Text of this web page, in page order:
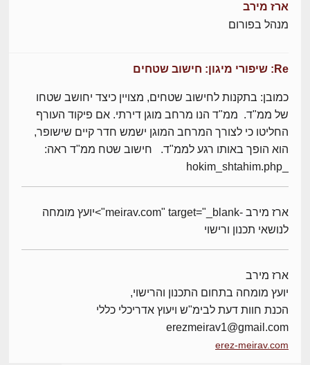
ארז מירב
מנהל בפורום
Re: שיפורי מיגון: חישוב שטחים
כמובן: בתקנות לחישוב שטחים, מצויין כיצד יחושב שטחו
של ממ"ד. ממ"ד הנו מרחב מוגן דירתי. אם פיקוד העורף
החליטו כי לצורך המרחב המוגן ישמש חדר קיים שישופר,
הוא הופך באותו רגע לממ"ד. חישוב שטח ממ"ד ראה:
ארז מירב -meirav.com" target="_blank">יועץ מומחה
לנושאי תכנון ורישוי
ארז מירב
יועץ מומחה בתחום התכנון והרישוי,
הכנת חוות דעת לבימ"ש ויעוץ אדריכלי כללי
erezmeirav1@gmail.com
erez-meirav.com